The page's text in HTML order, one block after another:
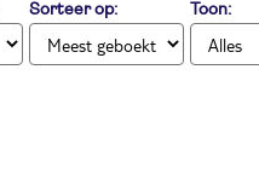
Sorteer op: Toon: